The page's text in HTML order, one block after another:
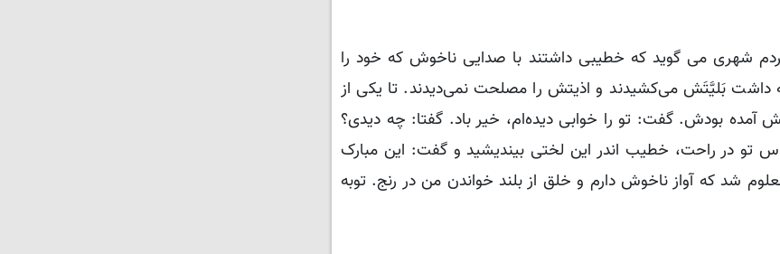
شدن مردم شهری می گوید که خطیبی داشتند با صدایی ناخوش که خود را
بَلیَّتَش می‌کشیدند و اذیتش را مصلحت نمی‌دیدند. تا یکی از
آمده بودش. گفت: تو را خوابی دیده‌ام، خیر باد. گفتا: چه دیدی؟
تو در راحت، خطیب اندر این لختی بیندیشید و گفت: این مبارک
شد که آواز ناخوش دارم و خلق از بلند خواندن من در رنج. توبه